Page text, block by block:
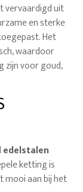
uit
en sterke
Het
waardoor
zijn voor goud,
edelstalen
ketting is
mooi aan bij het